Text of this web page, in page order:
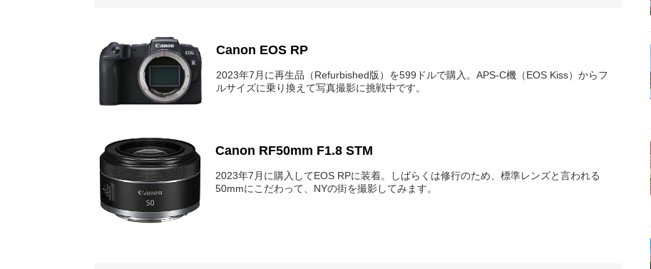
Canon EOS RP
2023年7月に再生品（Refurbished版）を599ドルで購入。APS-C機（EOS Kiss）からフ
ルサイズに乗り換えて写真撮影に挑戦中です。
Canon RF50mm F1.8 STM
2023年7月に購入してEOS RPに装着。しばらくは修行のため、標準レンズと言われる
50mmにこだわって、NYの街を撮影してみます。